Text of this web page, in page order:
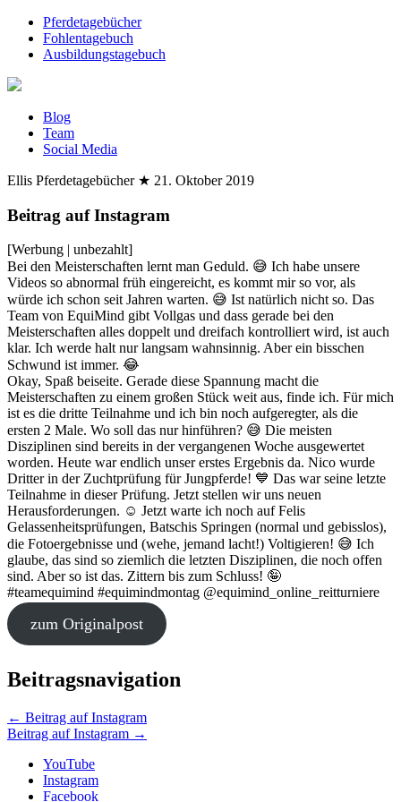
Pferdetagebücher
Fohlentagebuch
Ausbildungstagebuch
Blog
Team
Social Media
Ellis Pferdetagebücher ★ 21. Oktober 2019
Beitrag auf Instagram
[Werbung | unbezahlt]
Bei den Meisterschaften lernt man Geduld. 😅 Ich habe unsere
Videos so abnormal früh eingereicht, es kommt mir so vor, als
würde ich schon seit Jahren warten. 😅 Ist natürlich nicht so. Das
Team von EquiMind gibt Vollgas und dass gerade bei den
Meisterschaften alles doppelt und dreifach kontrolliert wird, ist auch
klar. Ich werde halt nur langsam wahnsinnig. Aber ein bisschen
Schwund ist immer. 😂
Okay, Spaß beiseite. Gerade diese Spannung macht die
Meisterschaften zu einem großen Stück weit aus, finde ich. Für mich
ist es die dritte Teilnahme und ich bin noch aufgeregter, als die
ersten 2 Male. Wo soll das nur hinführen? 😅 Die meisten
Disziplinen sind bereits in der vergangenen Woche ausgewertet
worden. Heute war endlich unser erstes Ergebnis da. Nico wurde
Dritter in der Zuchtprüfung für Jungpferde! 💙 Das war seine letzte
Teilnahme in dieser Prüfung. Jetzt stellen wir uns neuen
Herausforderungen. ☺️ Jetzt warte ich noch auf Felis
Gelassenheitsprüfungen, Batschis Springen (normal und gebisslos),
die Fotoergebnisse und (wehe, jemand lacht!) Voltigieren! 😅 Ich
glaube, das sind so ziemlich die letzten Disziplinen, die noch offen
sind. Aber so ist das. Zittern bis zum Schluss! 🤪
#teamequimind #equimindmontag @equimind_online_reitturniere
zum Originalpost
Beitragsnavigation
← Beitrag auf Instagram
Beitrag auf Instagram →
YouTube
Instagram
Facebook